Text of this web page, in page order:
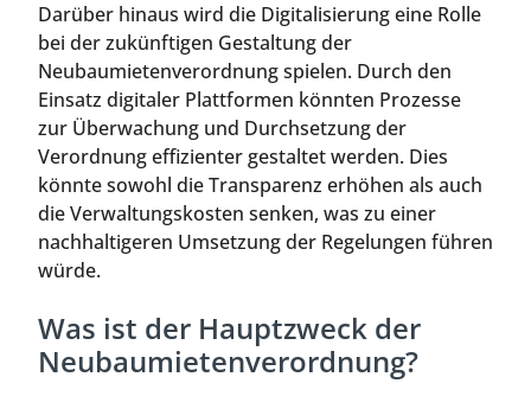
Darüber hinaus wird die Digitalisierung eine Rolle
bei der zukünftigen Gestaltung der
Neubaumietenverordnung spielen. Durch den
Einsatz digitaler Plattformen könnten Prozesse
zur Überwachung und Durchsetzung der
Verordnung effizienter gestaltet werden. Dies
könnte sowohl die Transparenz erhöhen als auch
die Verwaltungskosten senken, was zu einer
nachhaltigeren Umsetzung der Regelungen führen
würde.
Was ist der Hauptzweck der
Neubaumietenverordnung?